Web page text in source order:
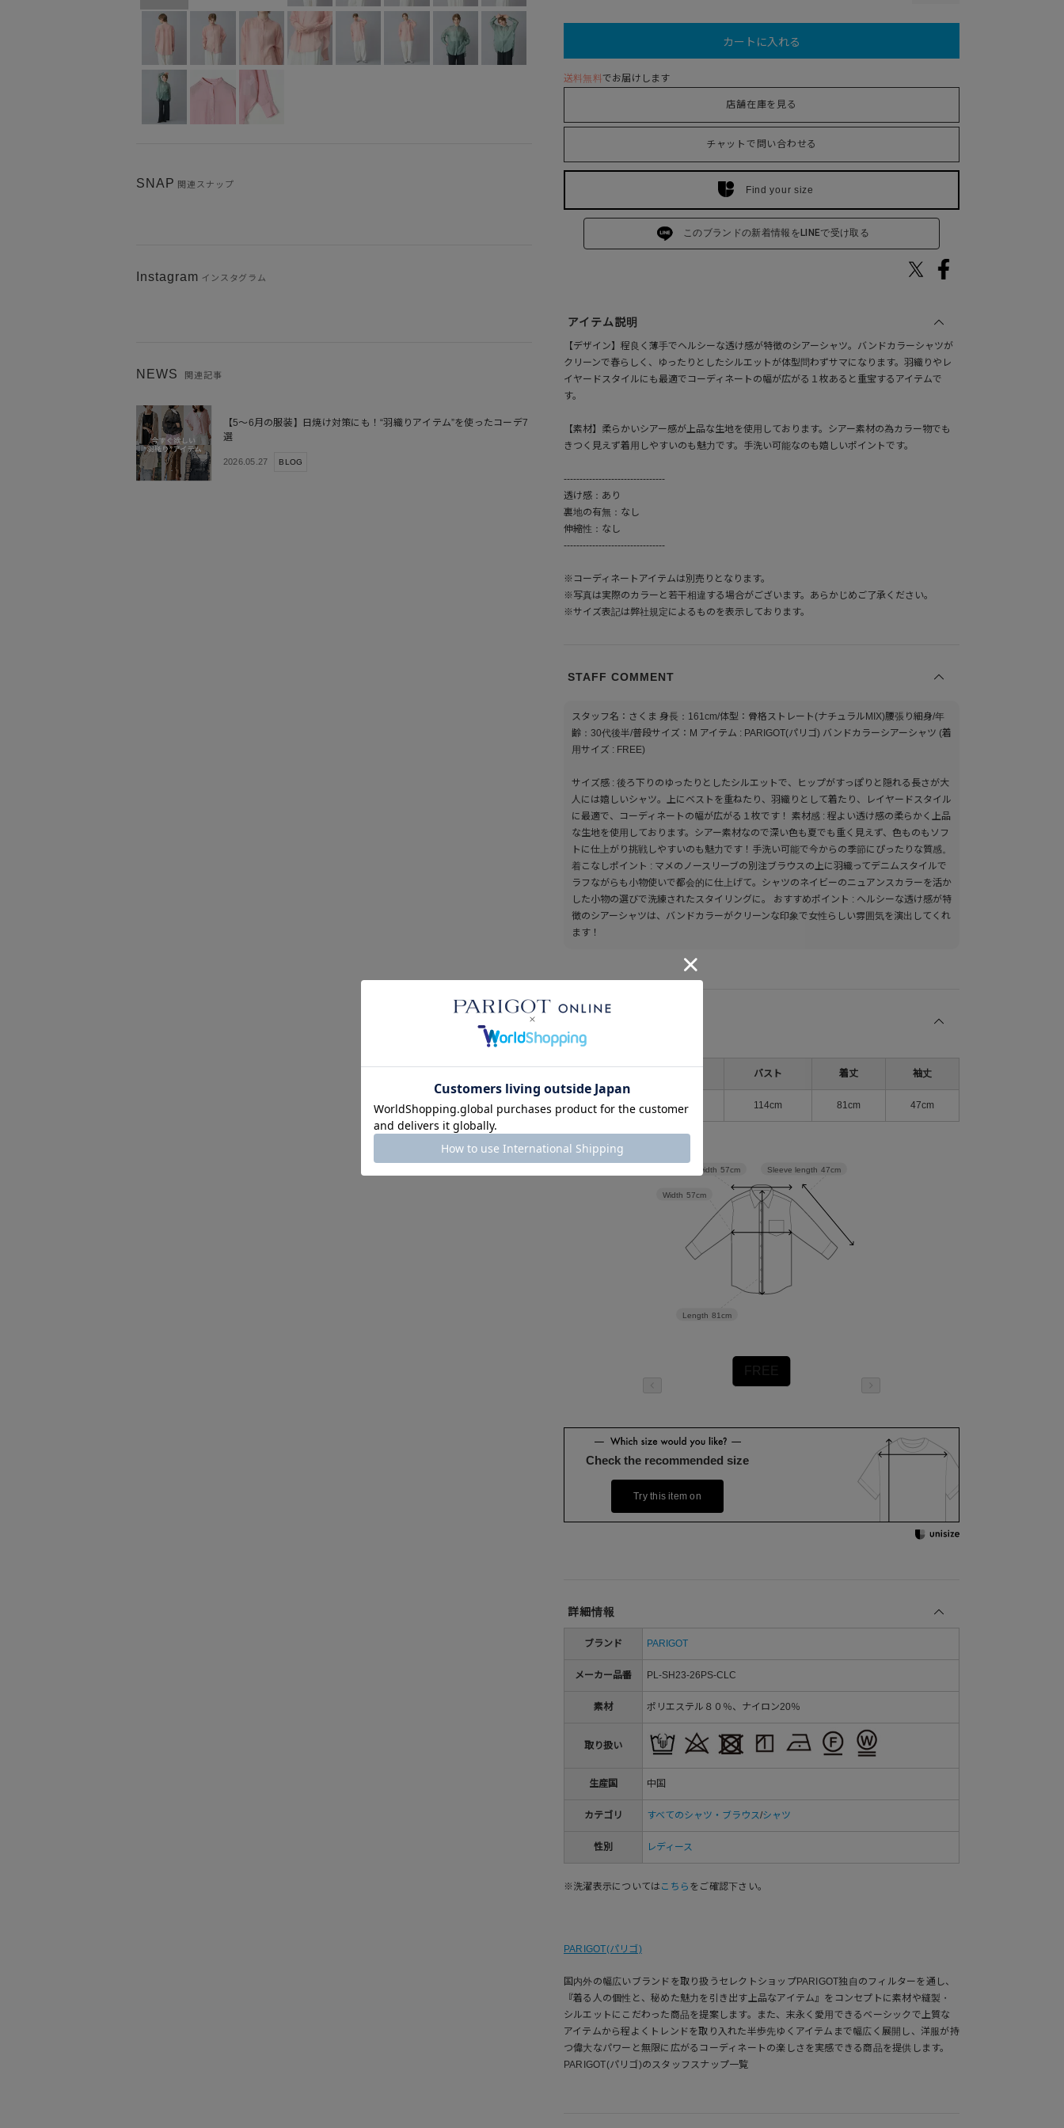
SNAP 関連スナップ
Instagram インスタグラム
NEWS 関連記事
【5～6月の服装】日焼け対策にも！“羽織りアイテム”を使ったコーデ7
選
2026.05.27 BLOG
カートに入れる
送料無料 でお届けします
店舗在庫を見る
チャットで問い合わせる
Find your size
このブランドの新着情報をLINEで受け取る
アイテム説明
【デザイン】程良く薄手でヘルシーな透け感が特徴のシアーシャツ。バンドカラーシャツが
クリーンで春らしく、ゆったりとしたシルエットが体型問わずサマになります。羽織りやレ
イヤードスタイルにも最適でコーディネートの幅が広がる１枚あると重宝するアイテムで
す。
【素材】柔らかいシアー感が上品な生地を使用しております。シアー素材の為カラー物でも
きつく見えず着用しやすいのも魅力です。手洗い可能なのも嬉しいポイントです。
--------------------------------
透け感：あり
裏地の有無：なし
伸縮性：なし
--------------------------------
※コーディネートアイテムは別売りとなります。
※写真は実際のカラーと若干相違する場合がございます。あらかじめご了承ください。
※サイズ表記は弊社規定によるものを表示しております。
STAFF COMMENT
スタッフ名：さくま 身長：161cm/体型：骨格ストレート(ナチュラルMIX)腰張り細身/年
齢：30代後半/普段サイズ：M アイテム : PARIGOT(パリゴ) バンドカラーシアーシャツ (着
用サイズ : FREE)
サイズ感 : 後ろ下りのゆったりとしたシルエットで、ヒップがすっぽりと隠れる長さが大
人には嬉しいシャツ。上にベストを重ねたり、羽織りとして着たり、レイヤードスタイル
に最適で、コーディネートの幅が広がる１枚です！ 素材感 : 程よい透け感の柔らかく上品
な生地を使用しております。シアー素材なので深い色も夏でも重く見えず、色ものもソフ
トに仕上がり挑戦しやすいのも魅力です！手洗い可能で今からの季節にぴったりな質感。
着こなしポイント : マメのノースリーブの別注ブラウスの上に羽織ってデニムスタイルで
ラフながらも小物使いで都会的に仕上げて。シャツのネイビーのニュアンスカラーを活か
した小物の選びで洗練されたスタイリングに。 おすすめポイント : ヘルシーな透け感が特
徴のシアーシャツは、バンドカラーがクリーンな印象で女性らしい雰囲気を演出してくれ
ます！
バスト 着丈 袖丈
FREE 57cm 114cm 81cm 47cm
Sleeve length 47cm
Length 81cm
Width 57cm
Shoulder width 57cm
FREE
Check the recommended size
Try this item on
詳細情報
ブランド PARIGOT
メーカー品番 PL-SH23-26PS-CLC
素材 ポリエステル８０％、ナイロン20％
取り扱い
生産国 中国
カテゴリ すべてのシャツ・ブラウス/シャツ
性別 レディース
※洗濯表示については こちら をご確認下さい。
PARIGOT(パリゴ)
国内外の幅広いブランドを取り扱うセレクトショップPARIGOT独自のフィルターを通し、
『着る人の個性と、秘めた魅力を引き出す上品なアイテム』をコンセプトに素材や縫製・
シルエットにこだわった商品を提案します。また、末永く愛用できるベーシックで上質な
アイテムから程よくトレンドを取り入れた半歩先ゆくアイテムまで幅広く展開し、洋服が持
つ偉大なパワーと無限に広がるコーディネートの楽しさを実感できる商品を提供します。
PARIGOT(パリゴ)のスタッフスナップ一覧